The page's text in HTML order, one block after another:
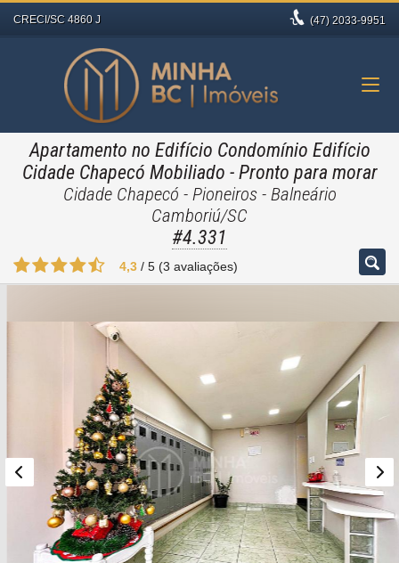
CRECI/SC 4860 J (47) 2033-9951
Apartamento no Edifício Condomínio Edifício
Cidade Chapecó Mobiliado - Pronto para morar
Cidade Chapecó - Pioneiros - Balneário
Camboriú/SC
#4.331
4,3 / 5 (3 avaliações)